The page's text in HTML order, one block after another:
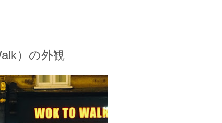
）の外観